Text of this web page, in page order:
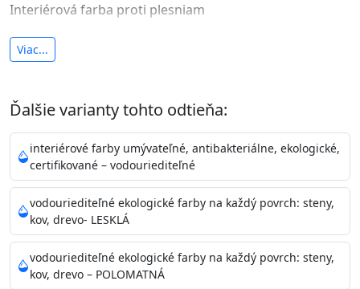
Interiérová farba proti plesniam
antibakteriálna a umývateľná
Je interiérová protiplesňová farba s iónmi
Vďaka svojmu špeciálnemu zloženiu
znižuje (o 99,9%) množstvo baktérií na povrchu náteru.
Preto jevhodná na nátery priestor s
vysokými nárokmi na hygienickú čistotu ako sú
nemocnice, pôrodnice, operačné
sály, potravinárske priestory, detské izby, školy,
škôlky, telocvične, a samozrejme je
vhodná aj do bežných priestorov. Je plne umývateľná
(trieda 2 podľa EN 13300) pri
Viac...
Ďalšie varianty tohto odtieňa:
interiérové farby umývateľné, antibakteriálne, ekologické,
certifikované – vodouriediteľné
vodouriediteľné ekologické farby na každý povrch: steny,
kov, drevo- LESKLÁ
vodouriediteľné ekologické farby na každý povrch: steny,
kov, drevo – POLOMATNÁ